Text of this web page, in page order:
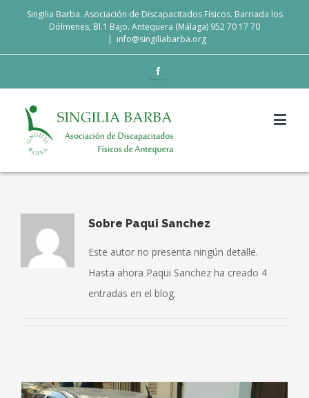
Singilia Barba. Asociación de Discapacitados Físicos. Barriada los
Dólmenes, Bl.1 Bajo. Antequera (Málaga) 952 70 17 70
| info@singiliabarba.org
Sobre Paqui Sanchez
Este autor no presenta ningún detalle.
Hasta ahora Paqui Sanchez ha creado 4
entradas en el blog.